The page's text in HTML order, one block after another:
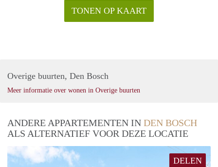
TONEN OP KAART
Overige buurten, Den Bosch
Meer informatie over wonen in Overige buurten
ANDERE APPARTEMENTEN IN DEN BOSCH
ALS ALTERNATIEF VOOR DEZE LOCATIE
DELEN